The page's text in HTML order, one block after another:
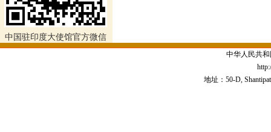
中国驻印度大使馆官方微信
中华人民共
地址：50-D,